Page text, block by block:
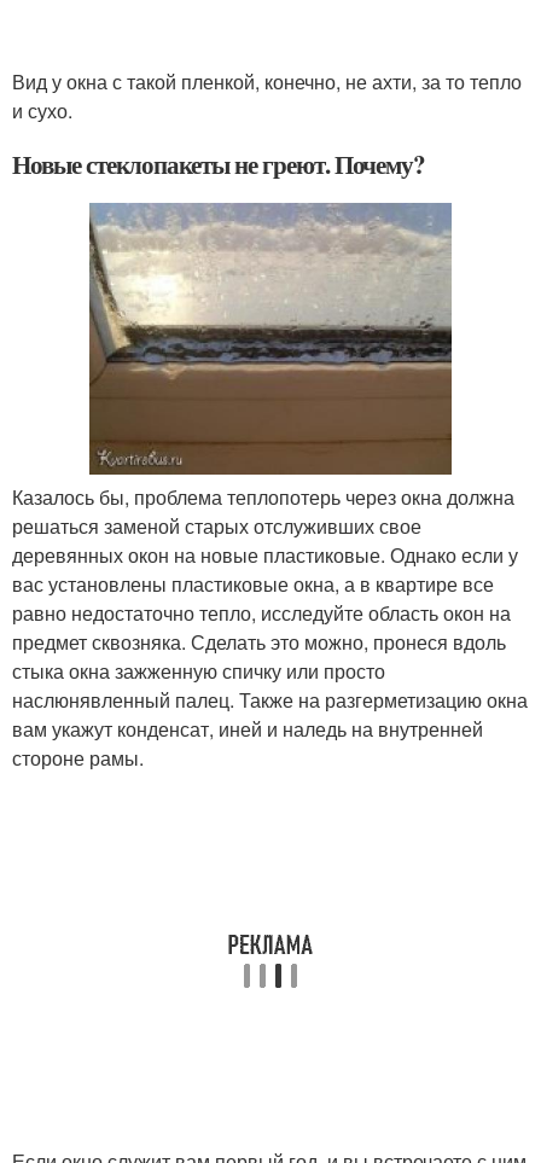
Вид у окна с такой пленкой, конечно, не ахти, за то тепло
и сухо.
Новые стеклопакеты не греют. Почему?
Казалось бы, проблема теплопотерь через окна должна
решаться заменой старых отслуживших свое
деревянных окон на новые пластиковые. Однако если у
вас установлены пластиковые окна, а в квартире все
равно недостаточно тепло, исследуйте область окон на
предмет сквозняка. Сделать это можно, пронеся вдоль
стыка окна зажженную спичку или просто
наслюнявленный палец. Также на разгерметизацию окна
вам укажут конденсат, иней и наледь на внутренней
стороне рамы.